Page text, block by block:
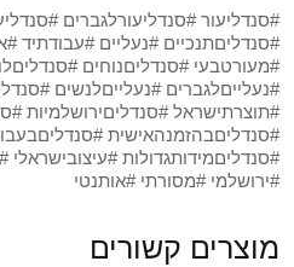
#סנדליעור #סנדליעורלגברים
#סנדליםתנכיים #נעליים #עבודתיד
#מעורטבעי #סנדליםנוחים
#נעלייםלגברים #נעלייםלנשים
#תוצרתישראל #סנדליםירושלמיות
#סנדליםבהזמנהאישית
#סנדליםמידותגדולות
#ירושלמי #מסורתי #אותנטי
מוצרים קשורים